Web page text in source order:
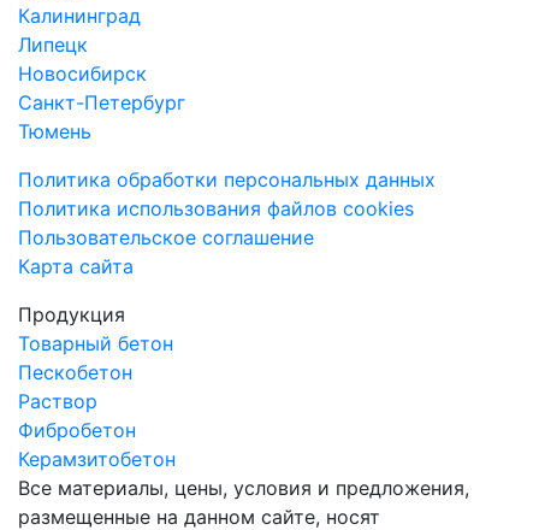
Калининград
Липецк
Новосибирск
Санкт-Петербург
Тюмень
Политика обработки персональных данных
Политика использования файлов cookies
Пользовательское соглашение
Карта сайта
Продукция
Товарный бетон
Пескобетон
Раствор
Фибробетон
Керамзитобетон
Все материалы, цены, условия и предложения,
размещенные на данном сайте, носят